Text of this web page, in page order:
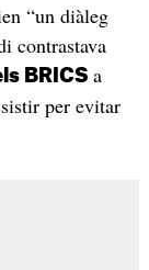
“un diàleg
contrastava
BRICSa
per evitar